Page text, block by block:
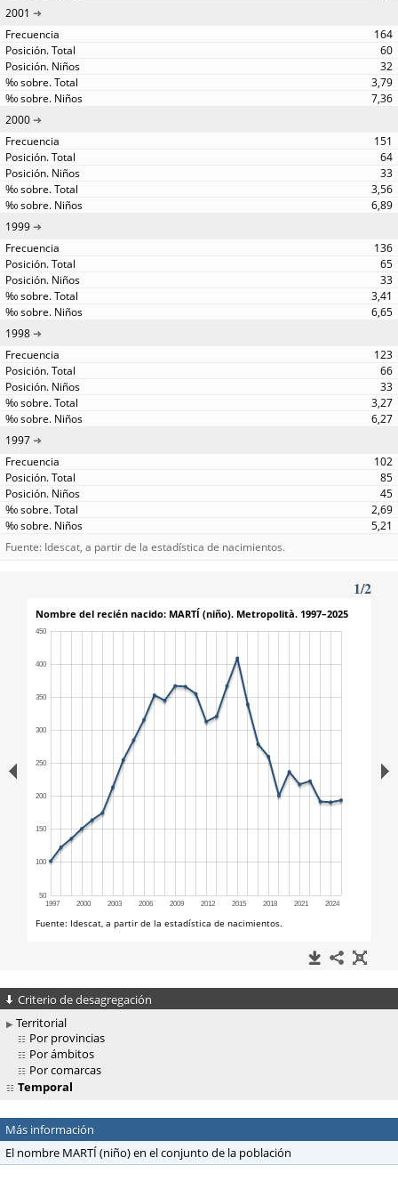
2001
164
60
32
3,79
7,36
2000
151
64
33
3,56
6,89
1999
136
65
33
3,41
6,65
1998
123
66
33
3,27
6,27
1997
102
85
45
2,69
5,21
Fuente: Idescat, a partir de la estadística de nacimientos.
Criterio de desagregación
Territorial
Por provincias
Por ámbitos
Por comarcas
Temporal
Más información
El nombre MARTÍ (niño) en el conjunto de la población